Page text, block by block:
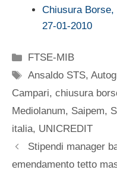
Chiusura
27-01-2010
Categorie
FTSE-MIB
Tag
Ansaldo STS,
Campari, chiusura
Mediolanum, Saipem,
italia, UNICREDIT
Stipendi manager
emendamento tetto